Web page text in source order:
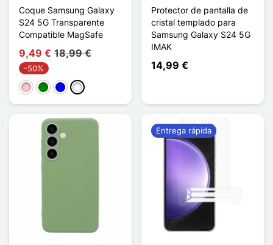
Coque Samsung Galaxy
S24 5G Transparente
Compatible MagSafe
9,49 € 18,99 €
-50%
RosaVerdeAzulViolet Foncé
Protector de pantalla de
cristal templado para
Samsung Galaxy S24 5G
IMAK
14,99 €
Entrega rápida